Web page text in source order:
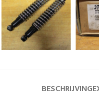
BESCHRIJVING